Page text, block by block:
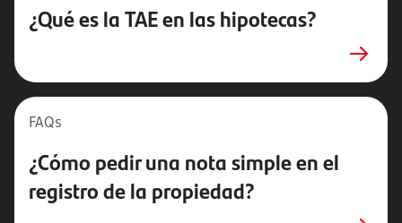
¿Qué es la TAE en las hipotecas?
FAQs
¿Cómo pedir una nota simple en el
registro de la propiedad?